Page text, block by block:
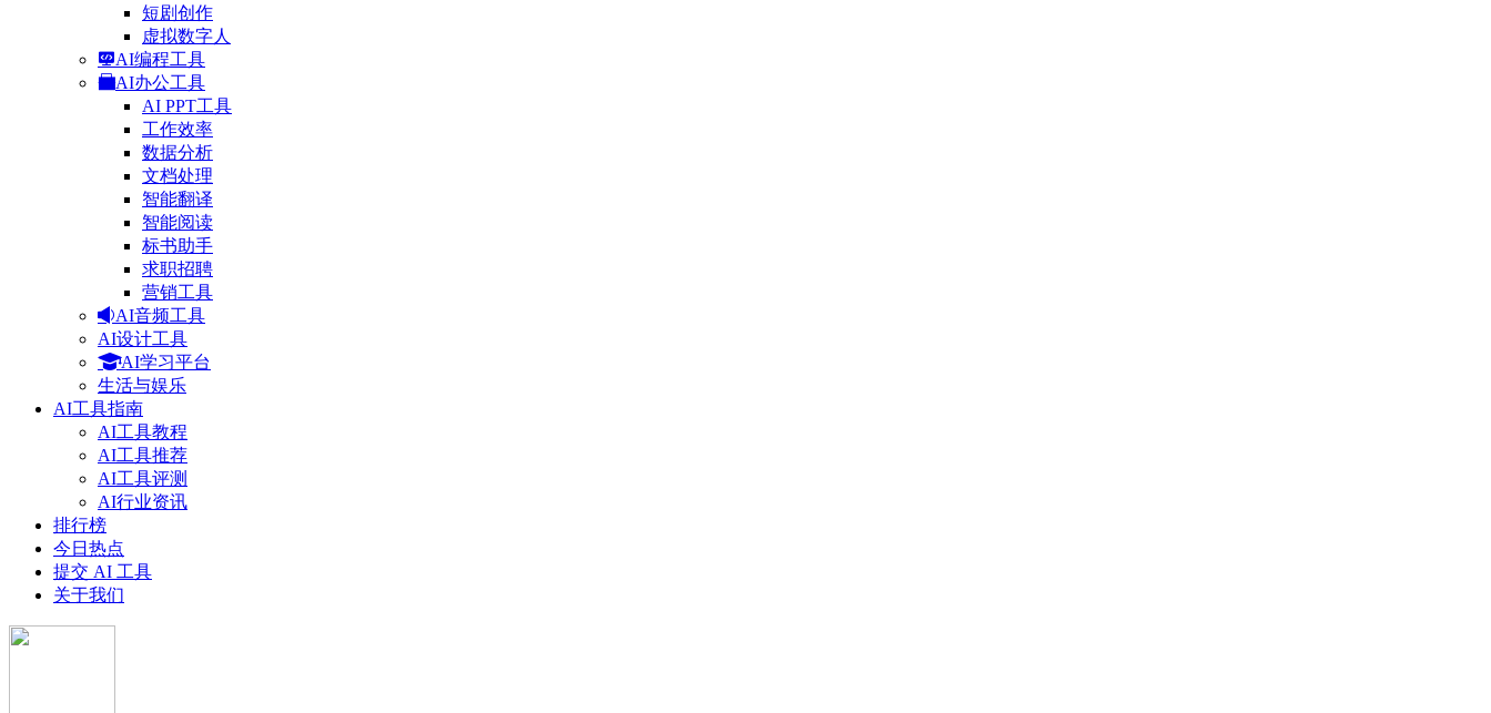
短剧创作
虚拟数字人
AI编程工具
AI办公工具
AI PPT工具
工作效率
数据分析
文档处理
智能翻译
智能阅读
标书助手
求职招聘
营销工具
AI音频工具
AI设计工具
AI学习平台
生活与娱乐
AI工具指南
AI工具教程
AI工具推荐
AI工具评测
AI行业资讯
排行榜
今日热点
提交 AI 工具
关于我们